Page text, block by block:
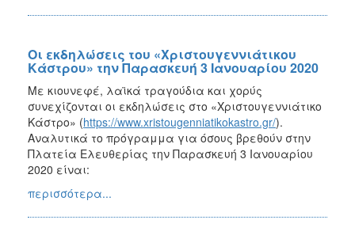
Οι εκδηλώσεις του «Χριστουγεννιάτικου
Κάστρου» την Παρασκευή 3 Ιανουαρίου 2020
Με κιουνεφέ, λαϊκά τραγούδια και χορύς
συνεχίζονται οι εκδηλώσεις στο «Χριστουγεννιάτικο
Κάστρο» (https://www.xristougenniatikokastro.gr/).
Αναλυτικά το πρόγραμμα για όσους βρεθούν στην
Πλατεία Ελευθερίας την Παρασκευή 3 Ιανουαρίου
2020 είναι:
περισσότερα...